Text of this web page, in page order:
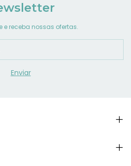
e receba nossas ofertas.